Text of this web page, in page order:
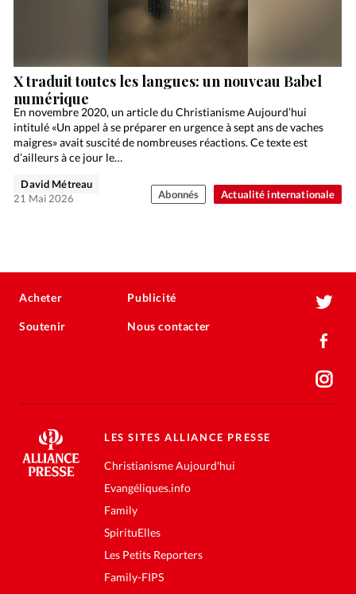
Actualité internationale
X traduit toutes les langues: un nouveau Babel
numérique
En novembre 2020, un article du Christianisme Aujourd’hui
intitulé «Un appel à se préparer en urgence à sept ans de vaches
maigres» avait suscité de nombreuses réactions. Ce texte est
d’ailleurs à ce jour le…
David Métreau
21 Mai 2026
Abonnés
Acheter
Soutenir
Publicité
Nous contacter
LES SITES ALLIANCE PRESSE
Christianisme Aujourd'hui
Evangéliques.info
Family
SpirituElles
Les Petits Reporters
Family-FIPS